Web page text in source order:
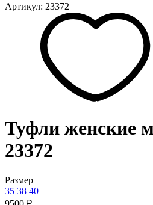
Артикул: 23372
Туфли женские
23372
Размер
35 38 40